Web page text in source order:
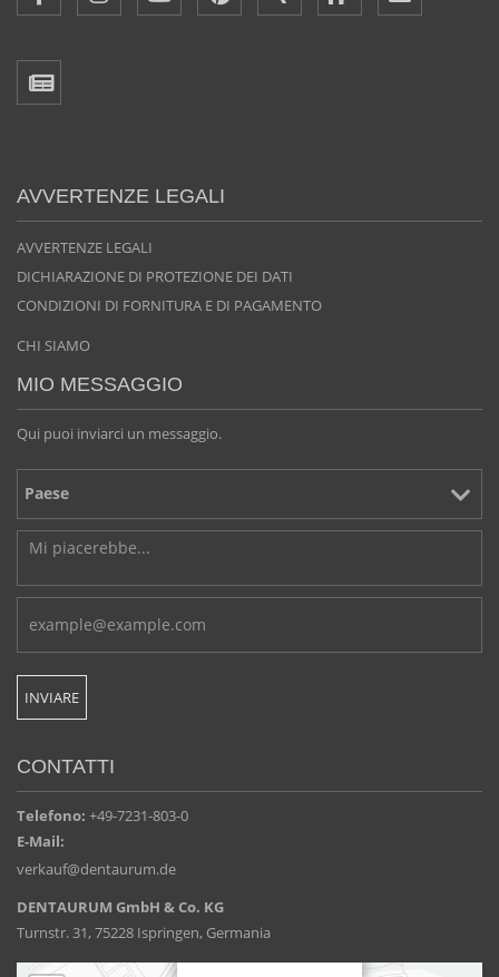
AVVERTENZE LEGALI
AVVERTENZE LEGALI
DICHIARAZIONE DI PROTEZIONE DEI DATI
CONDIZIONI DI FORNITURA E DI PAGAMENTO
CHI SIAMO
MIO MESSAGGIO
Qui puoi inviarci un messaggio.
CONTATTI
Telefono: +49-7231-803-0
E-Mail:
verkauf@dentaurum.de
DENTAURUM GmbH & Co. KG
Turnstr. 31, 75228 Ispringen, Germania